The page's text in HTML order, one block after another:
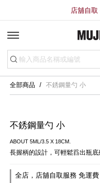
店舖自
全部商品 不銹鋼量勺 小
不銹鋼量勺 小
ABOUT 5ML/3.5 X 18CM.
長握柄的設計，可輕鬆舀出瓶底
全店，店舖自取服務 免運費